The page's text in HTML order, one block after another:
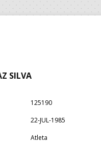
SILVA
125190
22-JUL-1985
Atleta